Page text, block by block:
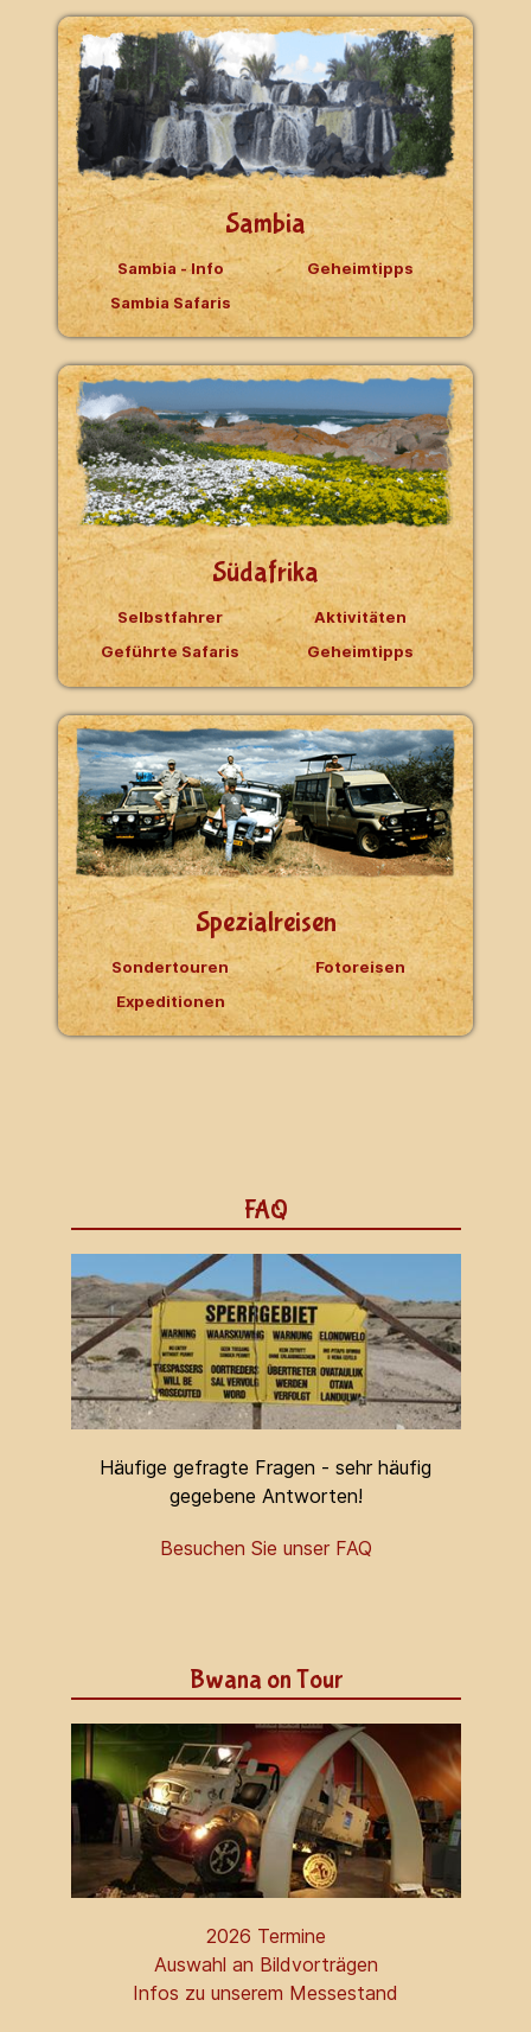
Sambia
Sambia - Info
Sambia Safaris
Geheimtipps
Südafrika
Selbstfahrer
Geführte Safaris
Aktivitäten
Geheimtipps
Spezialreisen
Sondertouren
Expeditionen
Fotoreisen
FAQ
Häufige gefragte Fragen - sehr häufig
gegebene Antworten!
Besuchen Sie unser FAQ
Bwana on Tour
2026 Termine
Auswahl an Bildvorträgen
Infos zu unserem Messestand